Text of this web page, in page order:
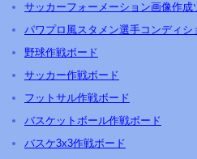
サッカーフォーメーション画像作
パワプロ風スタメン選手コンディシ
野球作戦ボード
サッカー作戦ボード
フットサル作戦ボード
バスケットボール作戦ボード
バスケ3x3作戦ボード